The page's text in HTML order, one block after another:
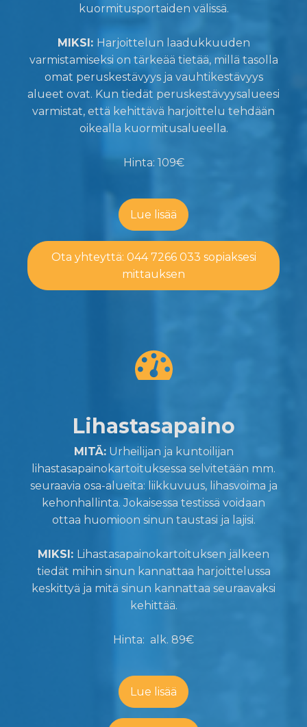
kuormitusportaiden välissä.
MIKSI: Harjoittelun laadukkuuden
varmistamiseksi on tärkeää tietää, millä tasolla
omat peruskestävyys ja vauhtikestävyys
alueet ovat. Kun tiedät peruskestävyysalueesi
varmistat, että kehittävä harjoittelu tehdään
oikealla kuormitusalueella.
Hinta: 109€
Lue lisää
Ota yhteyttä: 044 7266 033 sopiaksesi
mittauksen
Lihastasapaino
MITÄ:Urheilijan ja kuntoilijan
lihastasapainokartoituksessa selvitetään mm.
seuraavia osa-alueita: liikkuvuus, lihasvoima ja
kehonhallinta. Jokaisessa testissä voidaan
ottaa huomioon sinun taustasi ja lajisi.
MIKSI: Lihastasapainokartoituksen jälkeen
tiedät mihin sinun kannattaa harjoittelussa
keskittyä ja mitä sinun kannattaa seuraavaksi
kehittää.
Hinta: alk. 89€
Lue lisää